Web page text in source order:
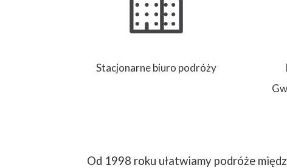
Stacjonarne biuro podróży
Od 1998 roku ułatwiamy podróże